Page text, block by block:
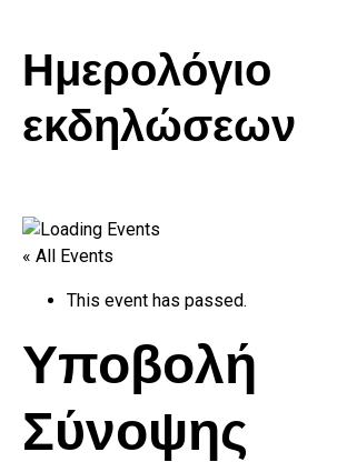
Ημερολόγιο
εκδηλώσεων
« All Events
This event has passed.
Υποβολή
Σύνοψης